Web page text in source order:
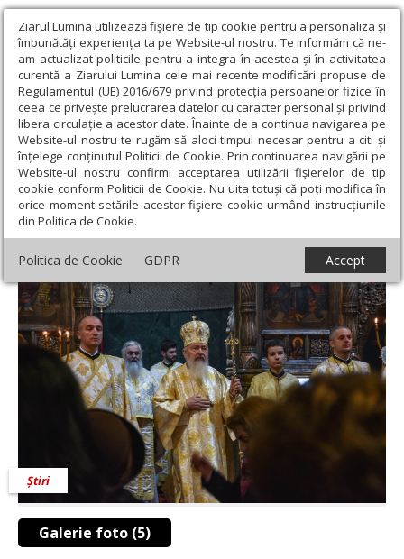
Ziarul Lumina utilizează fişiere de tip cookie pentru a personaliza și
îmbunătăți experiența ta pe Website-ul nostru. Te informăm că ne-
am actualizat politicile pentru a integra în acestea și în activitatea
curentă a Ziarului Lumina cele mai recente modificări propuse de
Regulamentul (UE) 2016/679 privind protecția persoanelor fizice în
ceea ce privește prelucrarea datelor cu caracter personal și privind
libera circulație a acestor date. Înainte de a continua navigarea pe
Website-ul nostru te rugăm să aloci timpul necesar pentru a citi și
înțelege conținutul Politicii de Cookie. Prin continuarea navigării pe
Website-ul nostru confirmi acceptarea utilizării fişierelor de tip
cookie conform Politicii de Cookie. Nu uita totuși că poți modifica în
orice moment setările acestor fişiere cookie urmând instrucțiunile
din Politica de Cookie.
Politica de Cookie GDPR Accept
Ziarul Lumina › Actualitate religioasă › Știri › Episcopul Vasile
Someșanul, pomenit la șase luni de la trecerea la Domnul
Episcopul Vasile Someșanul, pomenit la
șase luni de la trecerea la Domnul
Galerie foto (5)
Știri